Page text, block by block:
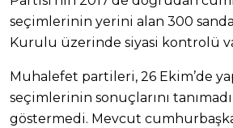
seçimlerinin yerini alan 300
Kurulu üzerinde siyasi kontrolü
Muhalefet partileri, 26 Ekim’de
seçimlerinin sonuçlarını
göstermedi. Mevcut